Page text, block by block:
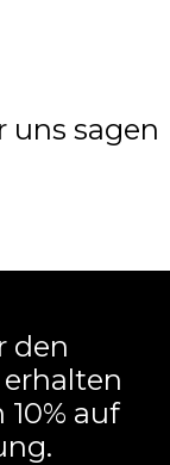
uns sagen
den
auf